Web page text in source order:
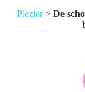
Plezier> De